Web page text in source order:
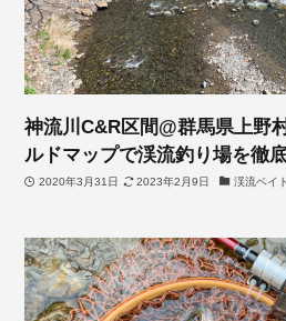
神流川C&R区間@群馬県上野
ルドマップで渓流釣り場を徹
2020年3月31日 2023年2月9日 渓流ベイ